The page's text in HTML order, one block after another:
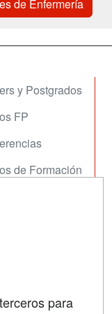
de Enfermería
y Postgrados
FP
de Formación
para